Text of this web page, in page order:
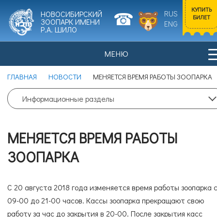
НОВОСИБИРСКИЙ
ЗООПАРК ИМЕНИ
Р.А. ШИЛО
RUS
ENG
КУПИТЬ
БИЛЕТ
Входной билет
Взрослый
0
Цена билета: 700 рублей.
Входной билет
Льготный
Согласие на обработкуперсональных данных
МЕНЮ
НОВОСТИ
ИСТОРИЯ ЗООПАРКА
ГЛАВНАЯ НОВОСТИ МЕНЯЕТСЯ ВРЕМЯ РАБОТЫ ЗООПАРКА
Информационные разделы
МЕНЯЕТСЯ ВРЕМЯ РАБОТЫ
ЗООПАРКА
С 20 августа 2018 года изменяется время работы зоопарка с
09-00 до 21-00 часов. Кассы зоопарка прекращают свою
работу за час до закрытия в 20-00. После закрытия касс